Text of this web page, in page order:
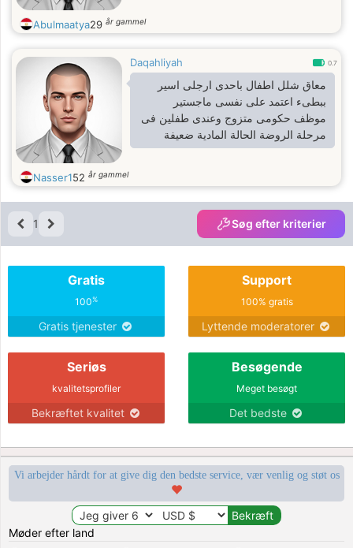
Abulmaatya29 år gammel
Daqahliyah 0.7
معاق شلل اطفال باحدى ارجلى اسير
ببطىء اعتمد على نفسى ماجستير
موظف حكومى متزوج وعندى طفلين فى
مرحلة الروضة الحالة المادية ضعيفة
Nasser152 år gammel
1 Søg efter kriterier
Gratis
100%
Gratis tjenester
Support
100% gratis
Lyttende moderatorer
Seriøs
kvalitetsprofiler
Bekræftet kvalitet
Besøgende
Meget besøgt
Det bedste
Vi arbejder hårdt for at give dig den bedste service, vær venlig og støt os
Møder efter land